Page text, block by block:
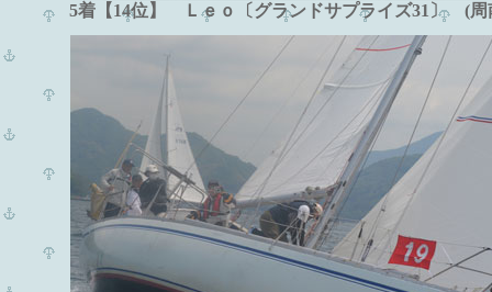
5着【14位】 Ｌｅｏ〔グランドサプライズ31〕 (周